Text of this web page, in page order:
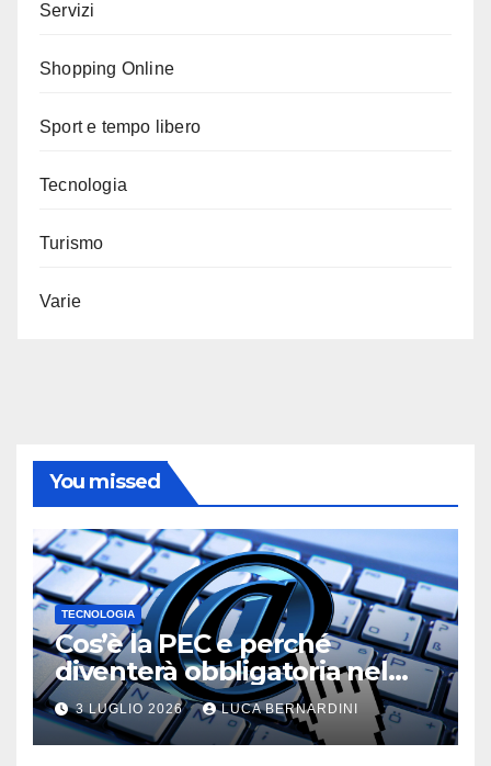
Servizi
Shopping Online
Sport e tempo libero
Tecnologia
Turismo
Varie
You missed
TECNOLOGIA
Cos’è la PEC e perché
diventerà obbligatoria nel
2026?
3 LUGLIO 2026 LUCA BERNARDINI